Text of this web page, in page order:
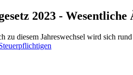
2023 -
zu diesem Jahreswechsel wird sich